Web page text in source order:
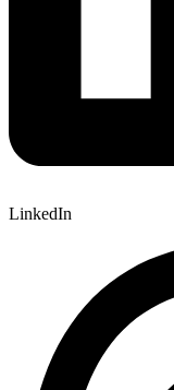
LinkedIn